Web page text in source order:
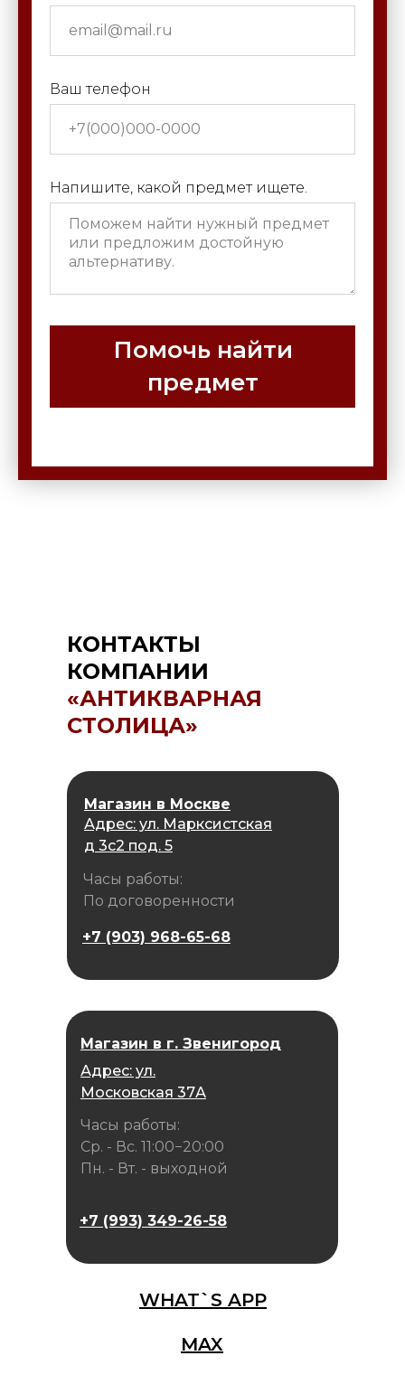
Ваш телефон
Напишите, какой предмет ищете.
Помочь найти
предмет
КОНТАКТЫ
КОМПАНИИ
«АНТИКВАРНАЯ
СТОЛИЦА»
Магазин в Москве
Адрес: ул. Марксистская
д 3с2 под. 5
Часы работы:
По договоренности
MAX
WHAT`S APP
Часы работы:
Ср. - Вс. 11:00−20:00
Пн. - Вт. - выходной
Магазин в г. Звенигород
Адрес: ул.
Московская 37А
+7 (993) 349-26-58
+7 (903) 968-65-68